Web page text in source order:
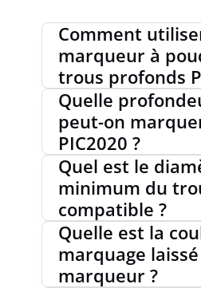
Comment
marqueur à
trous profonds
Quelle
peut-on
PIC2020 ?
Quel est le
minimum du
compatible ?
Quelle est la
marquage
marqueur ?